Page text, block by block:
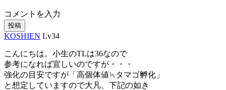
コメントを入力
投稿
KOSHIEN Lv34
こんにちは。小生のTLは36なので
参考になれば宜しいのですが・・・
強化の目安ですが「高個体値≒タマゴ孵化」
と想定していますので大凡、下記の如き